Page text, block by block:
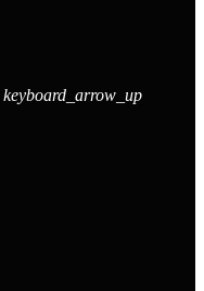
keyboard_arrow_up